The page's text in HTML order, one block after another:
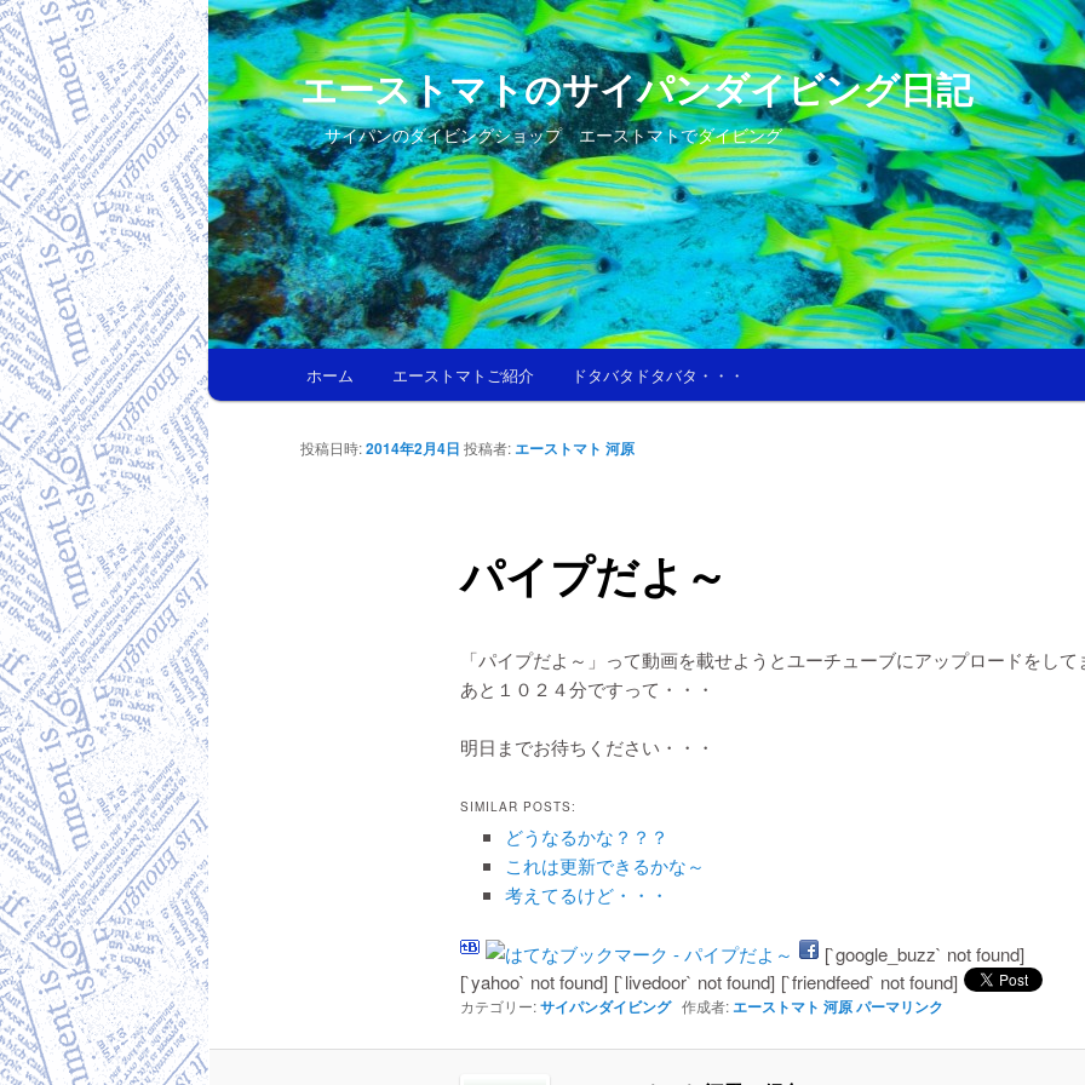
エーストマトのサイパンダイビング日記
サイパンのダイビングショップ エーストマトでダイビング
メインコンテンツへ移動
サブコンテンツへ移動
ホーム エーストマトご紹介 ドタバタドタバタ・・・
パイプだよ～
投稿日時:2014年2月4日 投稿者: エーストマト 河原
「パイプだよ～」って動画を載せようとユーチューブにアップロードをして
あと１０２４分ですって・・・
明日までお待ちください・・・
SIMILAR POSTS:
どうなるかな？？？
これは更新できるかな～
考えてるけど・・・
[`google_buzz` not found]
[`yahoo` not found] [`livedoor` not found] [`friendfeed` not found]
カテゴリー:サイパンダイビング作成者: エーストマト 河原パーマリンク